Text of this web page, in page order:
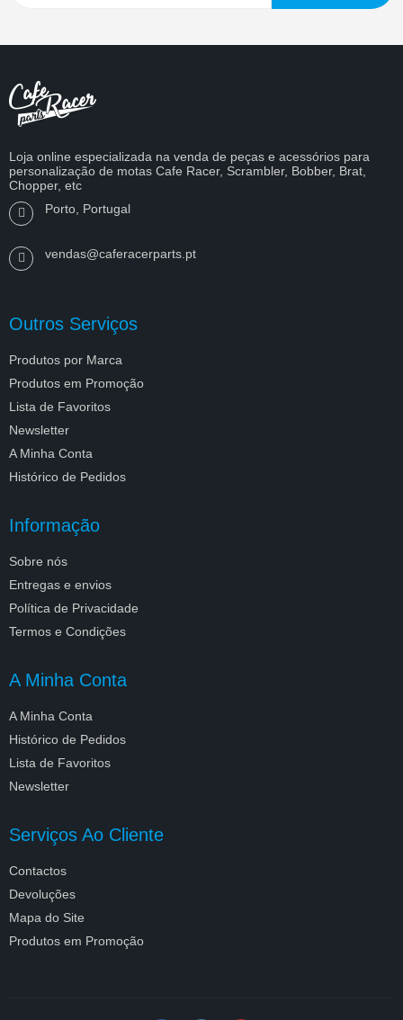
Loja online especializada na venda de peças e acessórios para
personalização de motas Cafe Racer, Scrambler, Bobber, Brat,
Chopper, etc
Porto, Portugal
vendas@caferacerparts.pt
Outros Serviços
Produtos por Marca
Produtos em Promoção
Lista de Favoritos
Newsletter
A Minha Conta
Histórico de Pedidos
Informação
Sobre nós
Entregas e envios
Política de Privacidade
Termos e Condições
A Minha Conta
A Minha Conta
Histórico de Pedidos
Lista de Favoritos
Newsletter
Serviços Ao Cliente
Contactos
Devoluções
Mapa do Site
Produtos em Promoção